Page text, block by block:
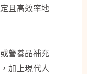
且高效率地
營養品補充
加上現代人